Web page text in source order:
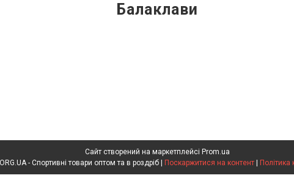
Балаклави
Сайт створений на маркетплейсі Prom.ua
Поскаржитися на контент Політика